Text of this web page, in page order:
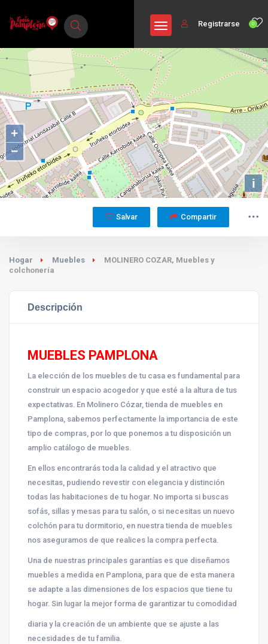
0
Registrarse
+
−
i
Salvar Compartir
Hogar Muebles
MOLINERO COZAR, Muebles y
colchonería
Descripción
MUEBLES PAMPLONA
La elección de los muebles de tu casa es fundamental para
construir un espacio acogedor y que esté a la altura de tus
expectativas. En Molinero Cózar, tienda de muebles en
Pamplona, sabemos perfectamente la importancia de este
tipo de compras, por lo que ponemos a tu disposición un
amplio catálogo de muebles.
En ellos encontrarás toda la calidad y el atractivo que
necesitas, pudiendo revestir con elegancia y distinción
todas las habitaciones de tu hogar. No importa si buscas
sofás, sillas y mesas para tu salón, o si necesitas un nuevo
colchón para tu dormitorio, en nuestra tienda de muebles
nos aseguramos de que realices la compra perfecta.
Una de nuestras principales garantías es que diseñamos
muebles a medida en Pamplona, para que de esta manera
se adapte a las dimensiones de los espacios que tiene tu
hogar. Sin lugar la mejor forma de garantizar tu comodidad
diaria y la creación de un ambiente que se ajuste a las
necesidades de tu familia.